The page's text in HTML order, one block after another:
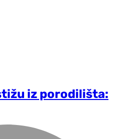
iz porodilišta: